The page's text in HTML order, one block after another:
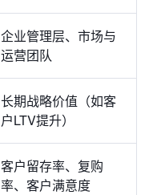
企业管理层、市场与
运营团队
长期战略价值（如客
户LTV提升）
客户留存率、复购
率、客户满意度